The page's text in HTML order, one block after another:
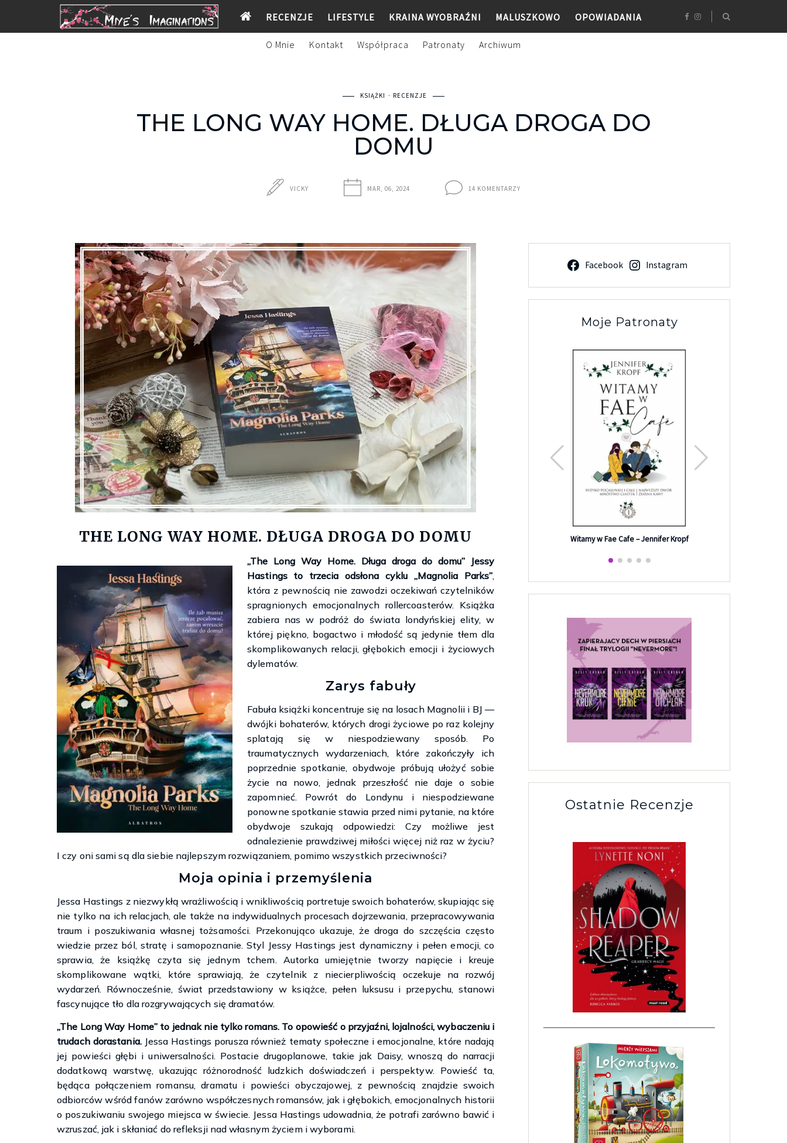
RECENZJE LIFESTYLE KRAINA WYOBRAŹNI MALUSZKOWO OPOWIADANIA
O Mnie Kontakt Współpraca Patronaty Archiwum
KSIĄŻKI RECENZJE
THE LONG WAY HOME. DŁUGA DROGA DO
DOMU
VICKY MAR, 06, 2024 14 KOMENTARZY
THE LONG WAY HOME. DŁUGA DROGA DO DOMU
„The Long Way Home. Długa droga do domu” Jessy
Hastings to trzecia odsłona cyklu „Magnolia Parks”,
która z pewnością nie zawodzi oczekiwań czytelników
spragnionych emocjonalnych rollercoasterów. Książka
zabiera nas w podróż do świata londyńskiej elity, w
której piękno, bogactwo i młodość są jedynie tłem dla
skomplikowanych relacji, głębokich emocji i życiowych
dylematów.
Zarys fabuły
Fabuła książki koncentruje się na losach Magnolii i BJ —
dwójki bohaterów, których drogi życiowe po raz kolejny
splatają się w niespodziewany sposób. Po
traumatycznych wydarzeniach, które zakończyły ich
poprzednie spotkanie, obydwoje próbują ułożyć sobie
życie na nowo, jednak przeszłość nie daje o sobie
zapomnieć. Powrót do Londynu i niespodziewane
ponowne spotkanie stawia przed nimi pytanie, na które
obydwoje szukają odpowiedzi: Czy możliwe jest
odnalezienie prawdziwej miłości więcej niż raz w życiu?
I czy oni sami są dla siebie najlepszym rozwiązaniem, pomimo wszystkich przeciwności?
Moja opinia i przemyślenia
Jessa Hastings z niezwykłą wrażliwością i wnikliwością portretuje swoich bohaterów, skupiając się
nie tylko na ich relacjach, ale także na indywidualnych procesach dojrzewania, przepracowywania
traum i poszukiwania własnej tożsamości. Przekonująco ukazuje, że droga do szczęścia często
wiedzie przez ból, stratę i samopoznanie. Styl Jessy Hastings jest dynamiczny i pełen emocji, co
sprawia, że książkę czyta się jednym tchem. Autorka umiejętnie tworzy napięcie i kreuje
skomplikowane wątki, które sprawiają, że czytelnik z niecierpliwością oczekuje na rozwój
wydarzeń. Równocześnie, świat przedstawiony w książce, pełen luksusu i przepychu, stanowi
fascynujące tło dla rozgrywających się dramatów.
„The Long Way Home” to jednak nie tylko romans. To opowieść o przyjaźni, lojalności, wybaczeniu i
trudach dorastania.Jessa Hastings porusza również tematy społeczne i emocjonalne, które nadają
jej powieści głębi i uniwersalności. Postacie drugoplanowe, takie jak Daisy, wnoszą do narracji
dodatkową warstwę, ukazując różnorodność ludzkich doświadczeń i perspektyw. Powieść ta,
będąca połączeniem romansu, dramatu i powieści obyczajowej, z pewnością znajdzie swoich
odbiorców wśród fanów zarówno współczesnych romansów, jak i głębokich, emocjonalnych historii
o poszukiwaniu swojego miejsca w świecie. Jessa Hastings udowadnia, że potrafi zarówno bawić i
wzruszać, jak i skłaniać do refleksji nad własnym życiem i wyborami.
Facebook Instagram
Moje Patronaty
Księgarnie i kościopył – Travis Baldree
Witamy w Fae Cafe – Jennifer Kropf
Ostatnie Recenzje